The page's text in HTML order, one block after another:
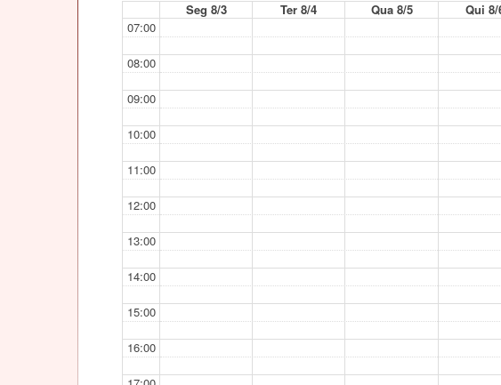
Seg 8/3 Ter 8/4 Qua 8/5 Qui 8/
07:00
08:00
09:00
10:00
11:00
12:00
13:00
14:00
15:00
16:00